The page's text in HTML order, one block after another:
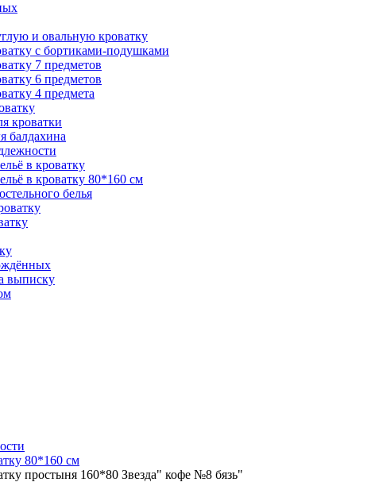
и овальную кроватку
с бортиками-подушками
7 предметов
6 предметов
4 предмета
кроватки
балдахина
в кроватку
в кроватку 80*160 см
белья
выписку
80*160 см
простыня 160*80 Звезда" кофе №8 бязь"